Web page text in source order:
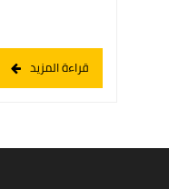
قراءة المزيد